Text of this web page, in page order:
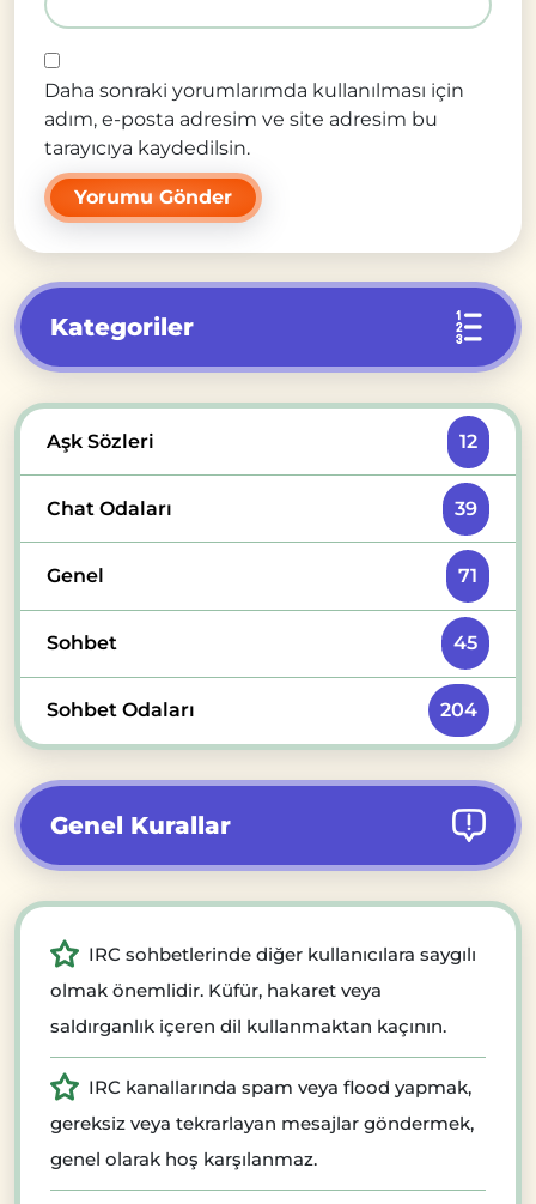
Daha sonraki yorumlarımda kullanılması için
adım, e-posta adresim ve site adresim bu
tarayıcıya kaydedilsin.
Kategoriler
Aşk Sözleri 12
Chat Odaları 39
Genel 71
Sohbet 45
Sohbet Odaları 204
Genel Kurallar
IRC sohbetlerinde diğer kullanıcılara saygılı
olmak önemlidir. Küfür, hakaret veya
saldırganlık içeren dil kullanmaktan kaçının.
IRC kanallarında spam veya flood yapmak,
gereksiz veya tekrarlayan mesajlar göndermek,
genel olarak hoş karşılanmaz.